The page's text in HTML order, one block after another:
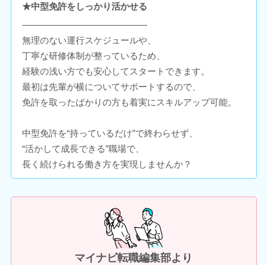
★中型免許をしっかり活かせる
――――――――――――――
無理のない運行スケジュールや、
丁寧な研修体制が整っているため、
経験の浅い方でも安心してスタートできます。
最初は先輩が横についてサポートするので、
免許を取ったばかりの方も着実にスキルアップ可能。
中型免許を“持っているだけ”で終わらせず、
“活かして成長できる”職場で、
長く続けられる働き方を実現しませんか？
マイナビ転職編集部より